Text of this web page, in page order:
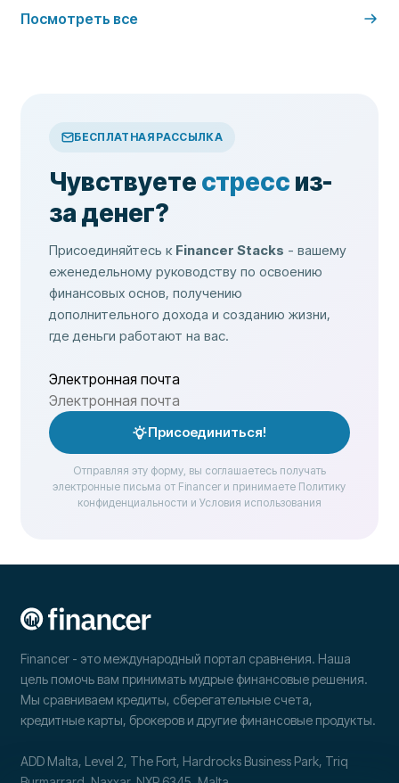
Посмотреть все
БЕСПЛАТНАЯ РАССЫЛКА
Чувствуете стресс из-
за денег?
Присоединяйтесь к Financer Stacks - вашему
еженедельному руководству по освоению
финансовых основ, получению
дополнительного дохода и созданию жизни,
где деньги работают на вас.
Электронная почта
Присоединиться!
Отправляя эту форму, вы соглашаетесь получать
электронные письма от Financer и принимаете Политику
конфиденциальности и Условия использования
Financer - это международный портал сравнения. Наша
цель помочь вам принимать мудрые финансовые решения.
Мы сравниваем кредиты, сберегательные счета,
кредитные карты, брокеров и другие финансовые продукты.
ADD Malta, Level 2, The Fort, Hardrocks Business Park, Triq